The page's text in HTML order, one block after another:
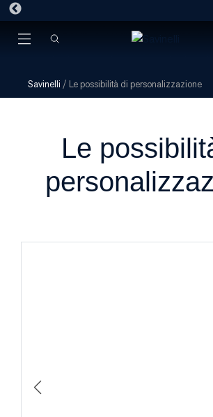
Savinelli / Le possibilità di personalizzazione
Le